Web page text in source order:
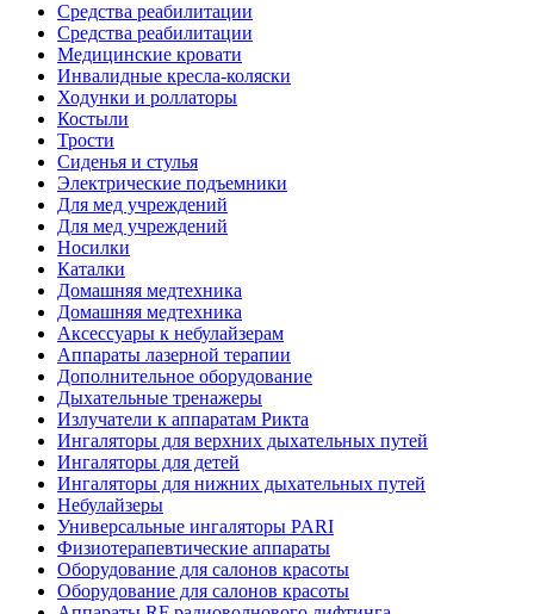
Средства реабилитации
Средства реабилитации
Медицинские кровати
Инвалидные кресла-коляски
Ходунки и роллаторы
Костыли
Трости
Сиденья и стулья
Электрические подъемники
Для мед учреждений
Для мед учреждений
Носилки
Каталки
Домашняя медтехника
Домашняя медтехника
Аксессуары к небулайзерам
Аппараты лазерной терапии
Дополнительное оборудование
Дыхательные тренажеры
Излучатели к аппаратам Рикта
Ингаляторы для верхних дыхательных путей
Ингаляторы для детей
Ингаляторы для нижних дыхательных путей
Небулайзеры
Универсальные ингаляторы PARI
Физиотерапевтические аппараты
Оборудование для салонов красоты
Оборудование для салонов красоты